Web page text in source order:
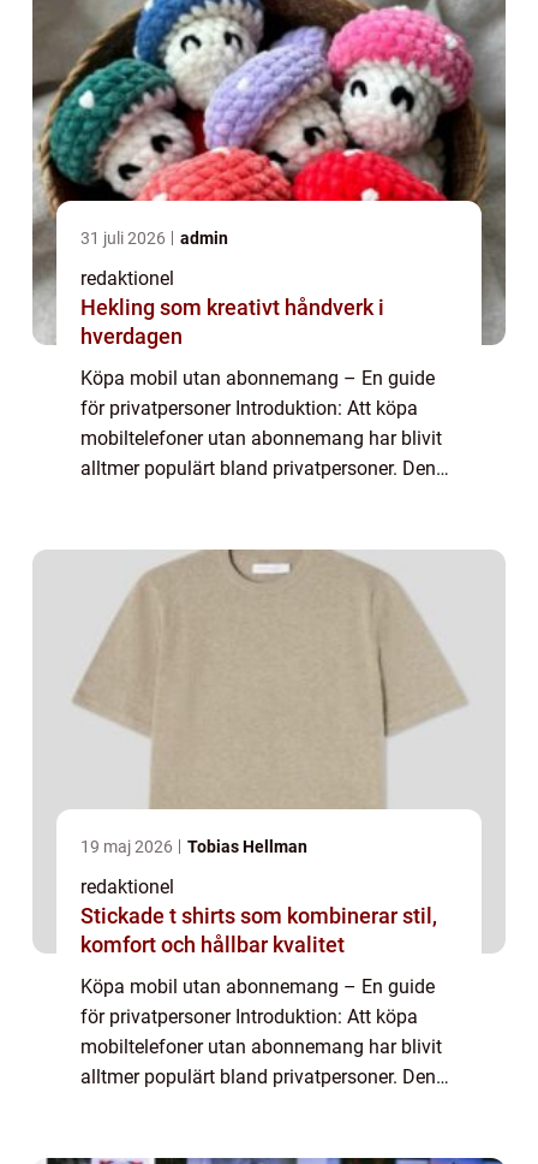
31 juli 2026 admin
redaktionel
Hekling som kreativt håndverk i
hverdagen
Köpa mobil utan abonnemang – En guide
för privatpersoner Introduktion: Att köpa
mobiltelefoner utan abonnemang har blivit
alltmer populärt bland privatpersoner. Denna
19 maj 2026 Tobias Hellman
redaktionel
Stickade t shirts som kombinerar stil,
komfort och hållbar kvalitet
Köpa mobil utan abonnemang – En guide
för privatpersoner Introduktion: Att köpa
mobiltelefoner utan abonnemang har blivit
alltmer populärt bland privatpersoner. Denna